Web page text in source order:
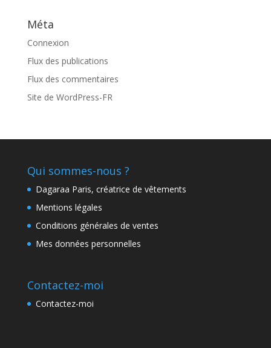
Méta
Connexion
Flux des publications
Flux des commentaires
Site de WordPress-FR
Qui sommes-nous ?
Dagaraa Paris, créatrice de vêtements
Mentions légales
Conditions générales de ventes
Mes données personnelles
Contactez-moi
Contactez-moi